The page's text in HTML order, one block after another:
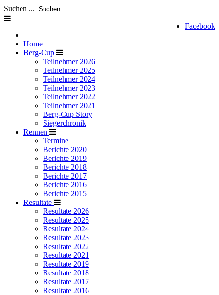
Suchen ...
Facebook
Home
Berg-Cup
Teilnehmer 2026
Teilnehmer 2025
Teilnehmer 2024
Teilnehmer 2023
Teilnehmer 2022
Teilnehmer 2021
Berg-Cup Story
Siegerchronik
Rennen
Termine
Berichte 2020
Berichte 2019
Berichte 2018
Berichte 2017
Berichte 2016
Berichte 2015
Resultate
Resultate 2026
Resultate 2025
Resultate 2024
Resultate 2023
Resultate 2022
Resultate 2021
Resultate 2019
Resultate 2018
Resultate 2017
Resultate 2016